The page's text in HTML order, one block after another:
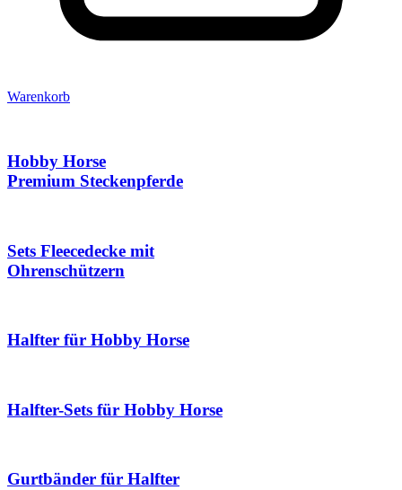
Warenkorb
Hobby Horse
Premium Steckenpferde
Sets Fleecedecke mit
Ohrenschützern
Halfter für Hobby Horse
Halfter-Sets für Hobby Horse
Gurtbänder für Halfter